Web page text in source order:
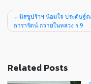
มิสซูปร้าฯ น้อมใจ ประดิษฐ์ด
ดารารัตน์ ถวายในหลวง ร.9
Related Posts